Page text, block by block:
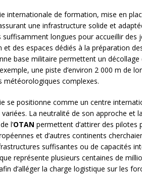
internationale de formation, mise en
une infrastructure solide et
suffisamment longues pour accueillir des
et des espaces dédiés à la préparation
base militaire permettent un
une piste d’environ 2 000 m de
météorologiques complexes.
se positionne comme un centre
variées. La neutralité de son approche et
l’OTAN permettent d’attirer des pilotes
et d’autres continents
suffisantes ou de capacités
représente plusieurs centaines de
d’alléger la charge logistique sur les